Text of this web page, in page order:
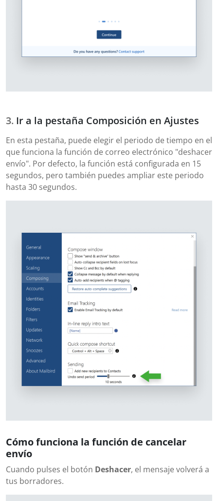
Ir a la pestaña Composición en Ajustes
En esta pestaña, puede elegir el periodo de tiempo en el
que funciona la función de correo electrónico "deshacer
envío". Por defecto, la función está configurada en 15
segundos, pero también puedes ampliar este periodo
hasta 30 segundos.
Cómo funciona la función de cancelar
envío
Cuando pulses el botón Deshacer, el mensaje volverá a
tus borradores.